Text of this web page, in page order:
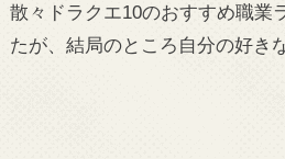
散々ドラクエ10のおすすめ職業
たが、結局のところ自分の好き